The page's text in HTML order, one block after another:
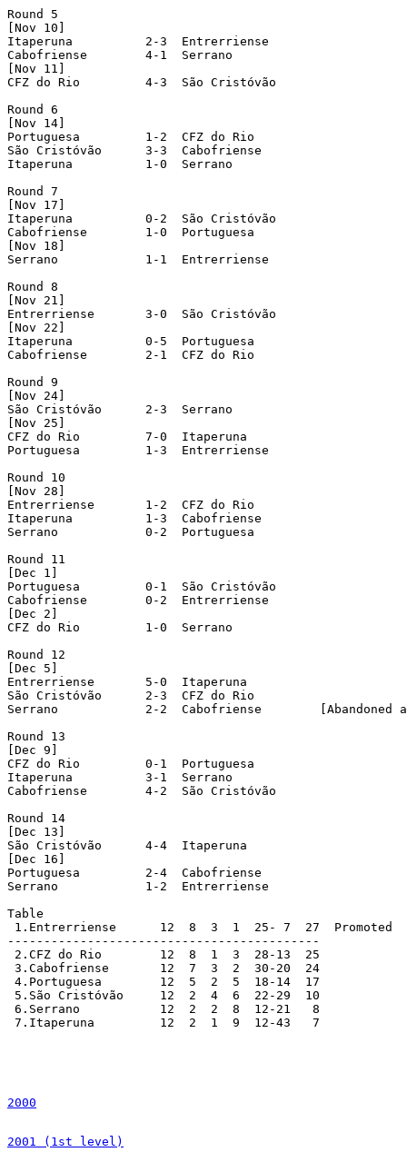
2000
2001 (1st level)